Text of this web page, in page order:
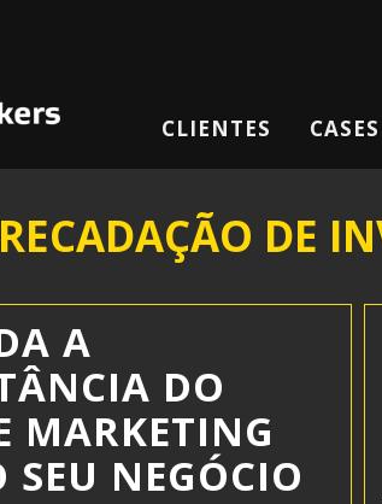
CLIENTES CASES
DE
A
DO
MARKETING
SEU NEGÓCIO